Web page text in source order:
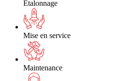
Étalonnage
Mise en service
Maintenance